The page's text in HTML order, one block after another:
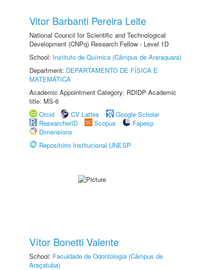
Vitor Barbanti Pereira Leite
National Council for Scientific and Technological
Development (CNPq) Research Fellow - Level 1D
School: Instituto de Química (Câmpus de Araraquara)
Department: DEPARTAMENTO DE FÍSICA E
MATEMÁTICA
Academic Appointment Category: RDIDP Academic
title: MS-6
Orcid
CV Lattes
Google Scholar
ResearcherID
Scopus
Fapesp
Dimensions
Repositório Institucional UNESP
Vítor Bonetti Valente
School: Faculdade de Odontologia (Câmpus de
Araçatuba)